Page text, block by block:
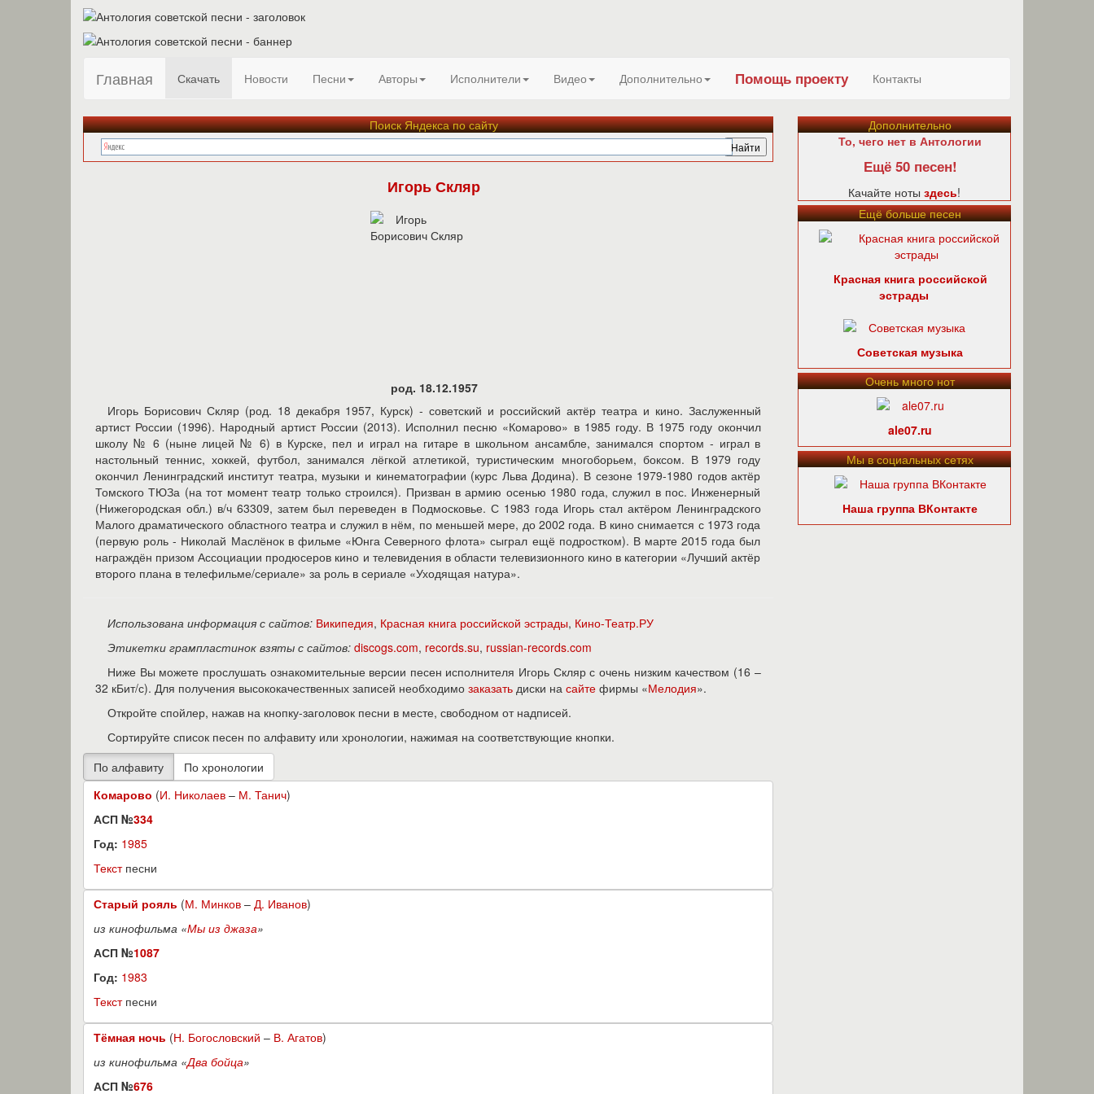
Главная Скачать Новости Песни Авторы Исполнители Видео Дополнительно Помощь проекту Контакты
Поиск Яндекса по сайту
Игорь Скляр
род. 18.12.1957
Игорь Борисович Скляр (род. 18 декабря 1957, Курск) - советский и российский актёр театра и кино. Заслуженный
артист России (1996). Народный артист России (2013). Исполнил песню «Комарово» в 1985 году. В 1975 году окончил
школу № 6 (ныне лицей № 6) в Курске, пел и играл на гитаре в школьном ансамбле, занимался спортом - играл в
настольный теннис, хоккей, футбол, занимался лёгкой атлетикой, туристическим многоборьем, боксом. В 1979 году
окончил Ленинградский институт театра, музыки и кинематографии (курс Льва Додина). В сезоне 1979-1980 годов актёр
Томского ТЮЗа (на тот момент театр только строился). Призван в армию осенью 1980 года, служил в пос. Инженерный
(Нижегородская обл.) в/ч 63309, затем был переведен в Подмосковье. С 1983 года Игорь стал актёром Ленинградского
Малого драматического областного театра и служил в нём, по меньшей мере, до 2002 года. В кино снимается с 1973 года
(первую роль - Николай Маслёнок в фильме «Юнга Северного флота» сыграл ещё подростком). В марте 2015 года был
награждён призом Ассоциации продюсеров кино и телевидения в области телевизионного кино в категории «Лучший актёр
второго плана в телефильме/сериале» за роль в сериале «Уходящая натура».
Использована информация с сайтов: Википедия, Красная книга российской эстрады, Кино-Театр.РУ
Этикетки грампластинок взяты с сайтов: discogs.com, records.su, russian-records.com
Ниже Вы можете прослушать ознакомительные версии песен исполнителя Игорь Скляр с очень низким качеством (16 –
32 кБит/с). Для получения высококачественных записей необходимо заказать диски на сайте фирмы «Мелодия».
Откройте спойлер, нажав на кнопку-заголовок песни в месте, свободном от надписей.
Сортируйте список песен по алфавиту или хронологии, нажимая на соответствующие кнопки.
Комарово (И. Николаев – М. Танич)
АСП №334
Год: 1985
Текстпесни
Старый рояль (М. Минков – Д. Иванов)
из кинофильма «Мы из джаза»
АСП №1087
Год: 1983
Текстпесни
Тёмная ночь (Н. Богословский – В. Агатов)
из кинофильма «Два бойца»
АСП №676
Дополнительно
То, чего нет в Антологии
Ещё 50 песен!
Качайте ноты здесь!
Ещё больше песен
Красная книга российской
эстрады
Советская музыка
Очень много нот
ale07.ru
Мы в социальных сетях
Наша группа ВКонтакте